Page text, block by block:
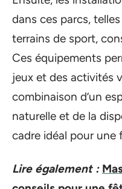
dans ces parcs,
terrains de sport,
Ces équipements
jeux et des activités
combinaison d’un
naturelle et de la
cadre idéal pour une
Lire également :